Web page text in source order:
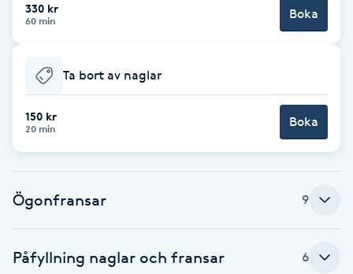
Extensions
Extensions borttagning
F
Face framing
330 kr
60 min Boka
Ta bort av naglar
150 kr
20 min Boka
Ögonfransar 9
Påfyllning naglar och fransar 6